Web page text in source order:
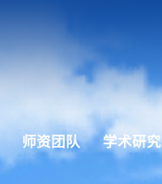
师资团队 学术研究